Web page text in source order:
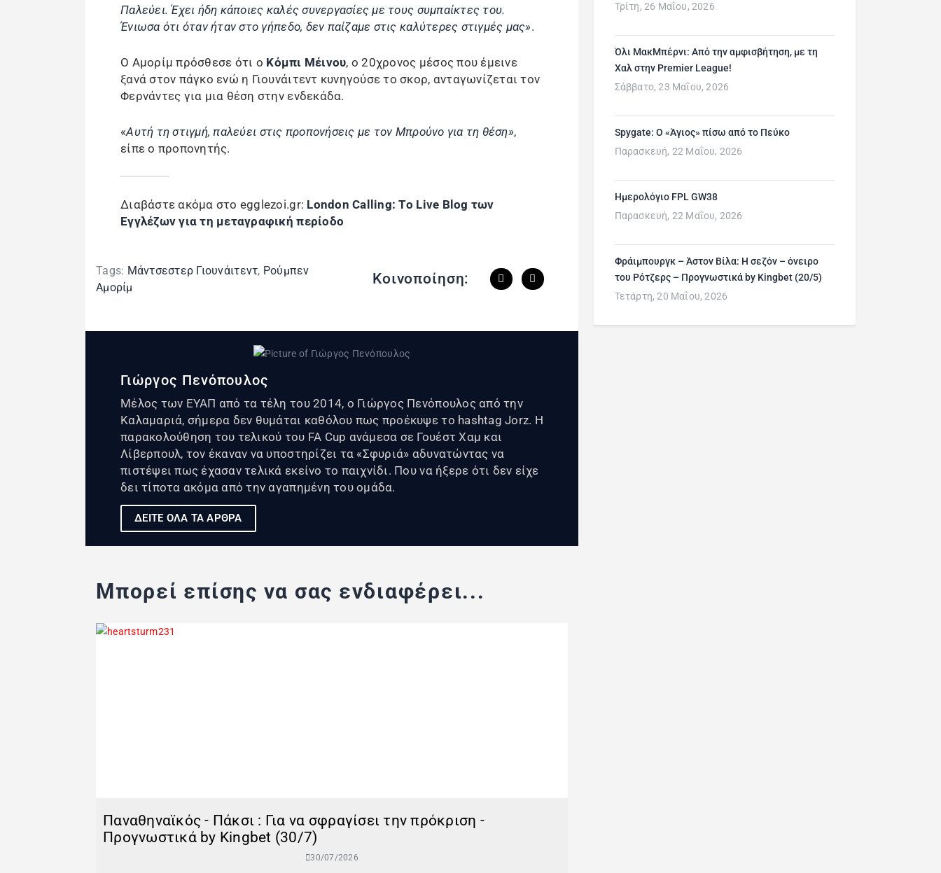
Παλεύει. Έχει ήδη κάποιες καλές συνεργασίες με τους συμπαίκτες του.
Ένιωσα ότι όταν ήταν στο γήπεδο, δεν παίζαμε στις καλύτερες στιγμές μας».
Ο Αμορίμ πρόσθεσε ότι ο Κόμπι Μέινου, ο 20χρονος μέσος που έμεινε
ξανά στον πάγκο ενώ η Γιουνάιτεντ κυνηγούσε το σκορ, ανταγωνίζεται τον
Φερνάντες για μια θέση στην ενδεκάδα.
«Αυτή τη στιγμή, παλεύει στις προπονήσεις με τον Μπρούνο για τη θέση»,
είπε ο προπονητής.
Διαβάστε ακόμα στο egglezoi.gr: London Calling: To Live Blog των
Εγγλέζων για τη μεταγραφική περίοδο
Tags: Μάντσεστερ Γιουνάιτεντ, Ρούμπεν
Αμορίμ
Κοινοποίηση:
Γιώργος Πενόπουλος
Μέλος των ΕΥΑΠ από τα τέλη του 2014, ο Γιώργος Πενόπουλος από την
Καλαμαριά, σήμερα δεν θυμάται καθόλου πως προέκυψε το hashtag Jorz. Η
παρακολούθηση του τελικού του FA Cup ανάμεσα σε Γουέστ Χαμ και
Λίβερπουλ, τον έκαναν να υποστηρίζει τα «Σφυριά» αδυνατώντας να
πιστέψει πως έχασαν τελικά εκείνο το παιχνίδι. Που να ήξερε ότι δεν είχε
δει τίποτα ακόμα από την αγαπημένη του ομάδα.
ΔΕΙΤΕ ΟΛΑ ΤΑ ΑΡΘΡΑ
Μπορεί επίσης να σας ενδιαφέρει...
Παναθηναϊκός - Πάκσι : Για να σφραγίσει την πρόκριση -
Προγνωστικά by Kingbet (30/7)
30/07/2026
Τρίτη, 26 Μαΐου, 2026
Όλι ΜακΜπέρνι: Aπό την αμφισβήτηση, με τη
Χαλ στην Premier League!
Σάββατο, 23 Μαΐου, 2026
Spygate: Ο «Άγιος» πίσω από το Πεύκο
Παρασκευή, 22 Μαΐου, 2026
Ημερολόγιο FPL GW38
Παρασκευή, 22 Μαΐου, 2026
Φράιμπουργκ – Άστον Βίλα: Η σεζόν – όνειρο
του Ρότζερς – Προγνωστικά by Kingbet (20/5)
Τετάρτη, 20 Μαΐου, 2026